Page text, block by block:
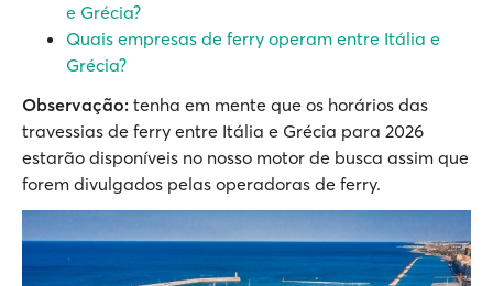
e Grécia?
Quais empresas de ferry operam entre Itália e
Grécia?
Observação: tenha em mente que os horários das
travessias de ferry entre Itália e Grécia para 2026
estarão disponíveis no nosso motor de busca assim que
forem divulgados pelas operadoras de ferry.